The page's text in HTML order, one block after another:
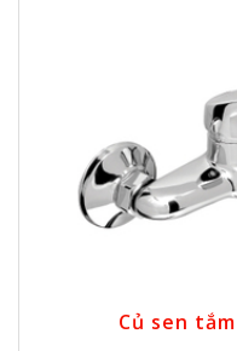
Củ sen